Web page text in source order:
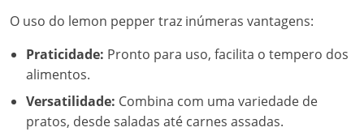
O uso do lemon pepper traz inúmeras vantagens:
Praticidade: Pronto para uso, facilita o tempero dos
alimentos.
Versatilidade: Combina com uma variedade de
pratos, desde saladas até carnes assadas.